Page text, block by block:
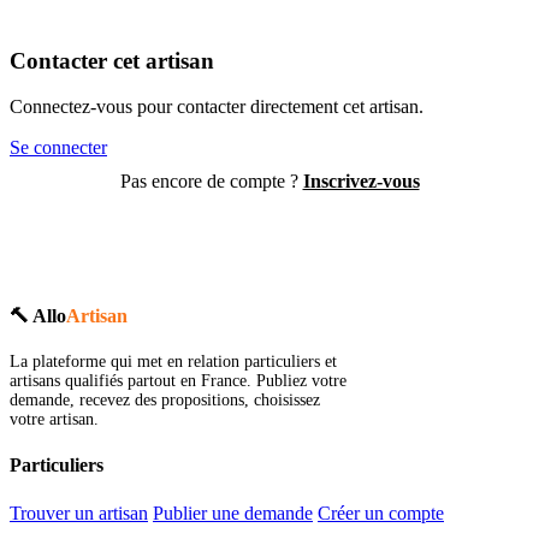
Contacter cet artisan
Connectez-vous pour contacter directement cet artisan.
Se connecter
Pas encore de compte ? Inscrivez-vous
🔨 AlloArtisan
La plateforme qui met en relation particuliers et
artisans qualifiés partout en France. Publiez votre
demande, recevez des propositions, choisissez
votre artisan.
Particuliers
Trouver un artisan Publier une demande Créer un compte